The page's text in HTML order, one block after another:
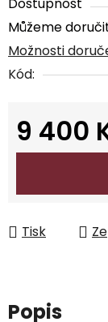
Dostupnost
Můžeme
Možnosti
Kód:
9 400
Měrná cena:
Tisk
Popis